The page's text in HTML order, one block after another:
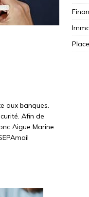
aux banques.
Afin de
Aigue Marine